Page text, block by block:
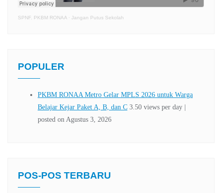
SPNF. PKBM RONAA · Jangan Putus Sekolah
POPULER
POS-POS TERBARU